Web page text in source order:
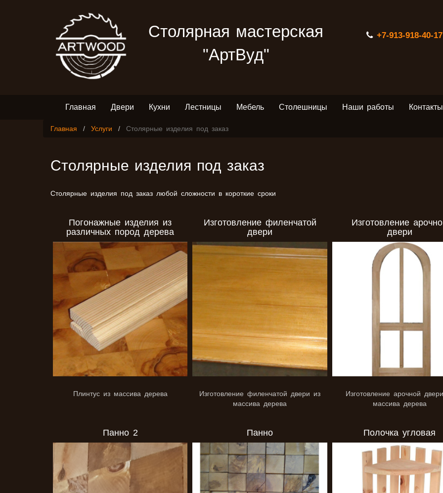
Столярная мастерская
"АртВуд"
+7-913-918-40-17
Главная Двери Кухни Лестницы Мебель Столешницы Наши работы Контакты
Главная Услуги Столярные изделия под заказ
Столярные изделия под заказ
Столярные изделия под заказ любой сложности в короткие сроки
Погонажные изделия из
различных пород дерева
Плинтус из массива дерева
Изготовление филенчатой
двери
Изготовление филенчатой двери из
массива дерева
Изготовление
двери
Изготовление арочной
массива дерева
Панно 2 Панно Полочка угловая